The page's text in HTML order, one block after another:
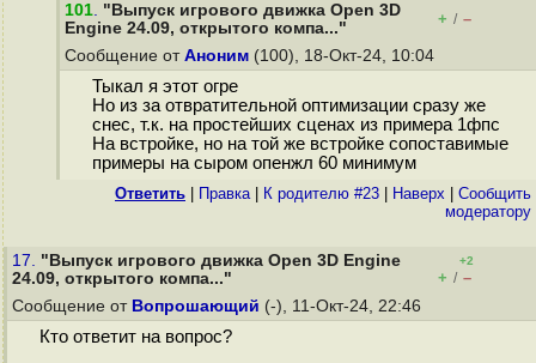
101. "Выпуск игрового движка Open 3D
Engine 24.09, открытого компа..."
+ / –
Сообщение от Аноним (100), 18-Окт-24, 10:04
Тыкал я этот огре
Но из за отвратительной оптимизации сразу же
снес, т.к. на простейших сценах из примера 1фпс
На встройке, но на той же встройке сопоставимые
примеры на сыром опенжл 60 минимум
Ответить Правка| К родителю #23 Наверх
Cообщить
модератору
17. "Выпуск игрового движка Open 3D Engine
24.09, открытого компа..."
+2
+ / –
Сообщение от Вопрошающий (-), 11-Окт-24, 22:46
Кто ответит на вопрос?